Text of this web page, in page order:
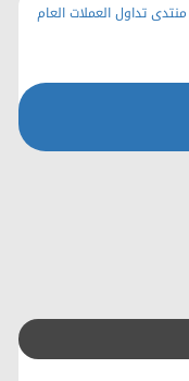
منتدى تداول العملات العام